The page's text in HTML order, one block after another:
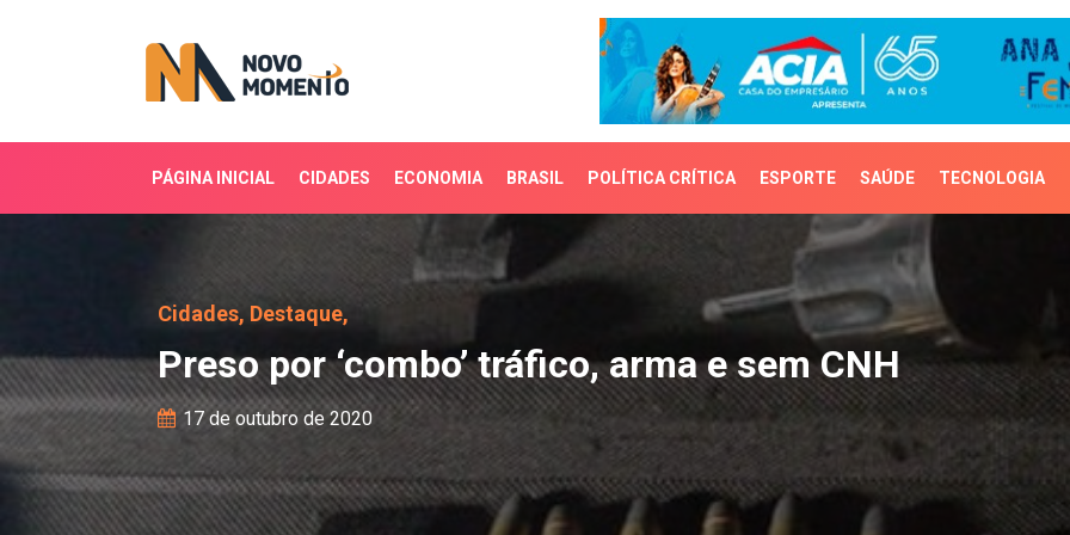
PÁGINA INICIAL CIDADES ECONOMIA BRASIL POLÍTICA CRÍTICA ESPORTE SAÚDE TECNOLOGIA
Preso por ‘combo’ tráfico, arma e sem CNH
Cidades, Destaque,
Preso por ‘combo’ tráfico, arma e sem CNH
17 de outubro de 2020